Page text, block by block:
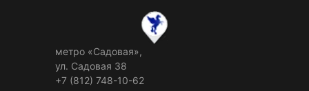
метро «Садовая»,
ул. Садовая 38
+7 (812) 748-10-62